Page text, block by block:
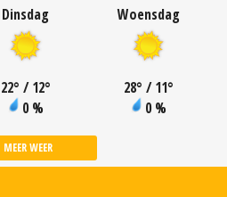
Dinsdag
22° / 12°
0 %
Woensdag
28° / 11°
0 %
MEER WEER